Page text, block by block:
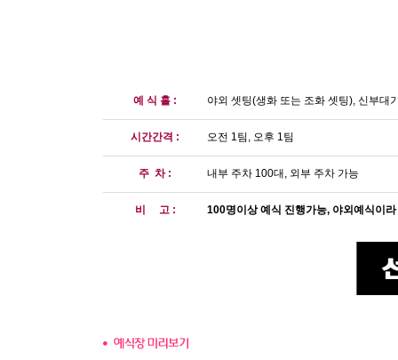
예 식 홀 : 야외 셋팅(생화 또는 조화 셋팅), 신부대
시간간격 : 오전 1팀, 오후 1팀
주 차 : 내부 주차 100대, 외부 주차 가능
비 고 : 100명이상 예식 진행가능, 야외예식이